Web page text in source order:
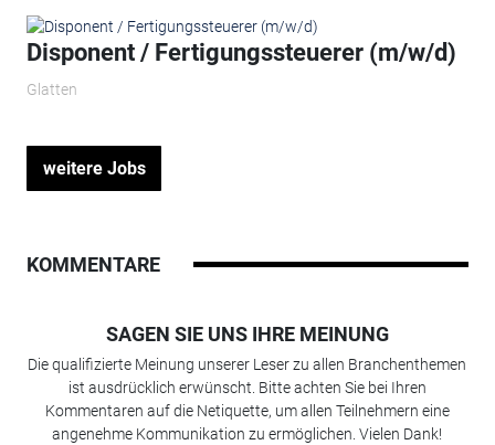
Disponent / Fertigungssteuerer (m/w/d)
Glatten
weitere Jobs
KOMMENTARE
SAGEN SIE UNS IHRE MEINUNG
Die qualifizierte Meinung unserer Leser zu allen Branchenthemen
ist ausdrücklich erwünscht. Bitte achten Sie bei Ihren
Kommentaren auf die Netiquette, um allen Teilnehmern eine
angenehme Kommunikation zu ermöglichen. Vielen Dank!